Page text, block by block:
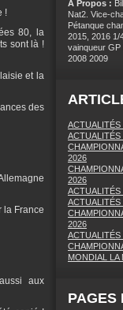
!
80, la
sont là !
et la
des
la France
aux
À Propos :
Nat2. Vice-
Pétanque
2015, 2016 1/
vainqueur GP
2008 2009
ACTUALITÉS
ACTUALITÉS
2026
2026
ACTUALITÉS
ACTUALITÉS
2026
ACTUALITÉS
MONDIAL LA
PAGES